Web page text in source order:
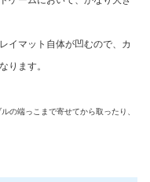
イマット自体が凹むので、カ
ります。
の端っこまで寄せてから取ったり、